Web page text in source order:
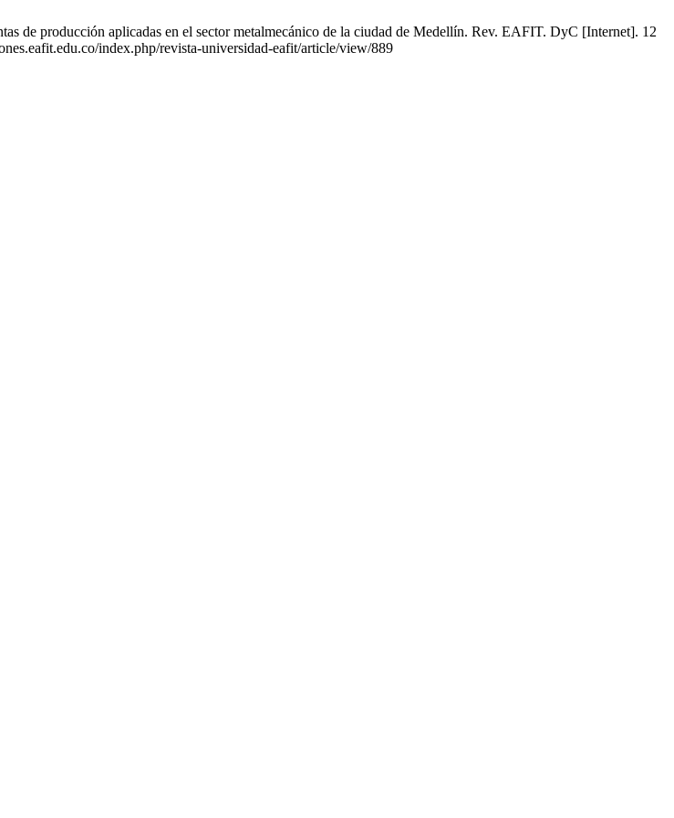
de producción aplicadas en el sector metalmecánico de la ciudad de Medellín. Rev. EAFIT. DyC [Internet]. 12
index.php/revista-universidad-eafit/article/view/889